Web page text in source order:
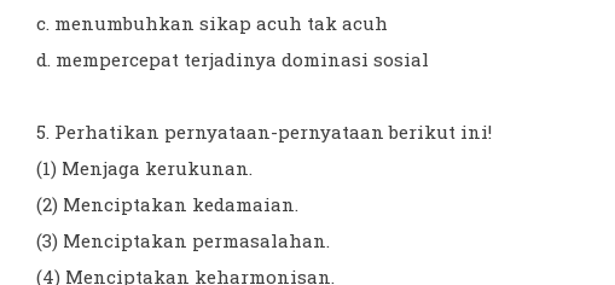
c. menumbuhkan sikap acuh tak acuh
d. mempercepat terjadinya dominasi sosial
5. Perhatikan pernyataan-pernyataan berikut ini!
(1) Menjaga kerukunan.
(2) Menciptakan kedamaian.
(3) Menciptakan permasalahan.
(4) Menciptakan keharmonisan.